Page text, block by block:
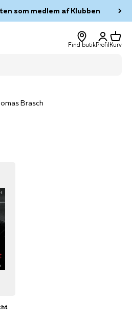
som medlem af Klubben
Find butik
Log ind
Profil
Kurv
Kurv
Brasch